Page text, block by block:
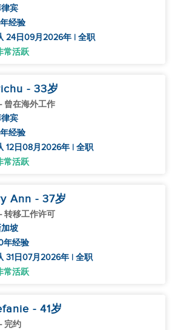
宾
经验
24日09月2026年 | 全职
常活跃
- 33岁
- 曾在海外工作
宾
经验
12日08月2026年 | 全职
常活跃
Ann - 37岁
- 转移工作许可
坡
年经验
31日07月2026年 | 全职
常活跃
- 41岁
- 完约